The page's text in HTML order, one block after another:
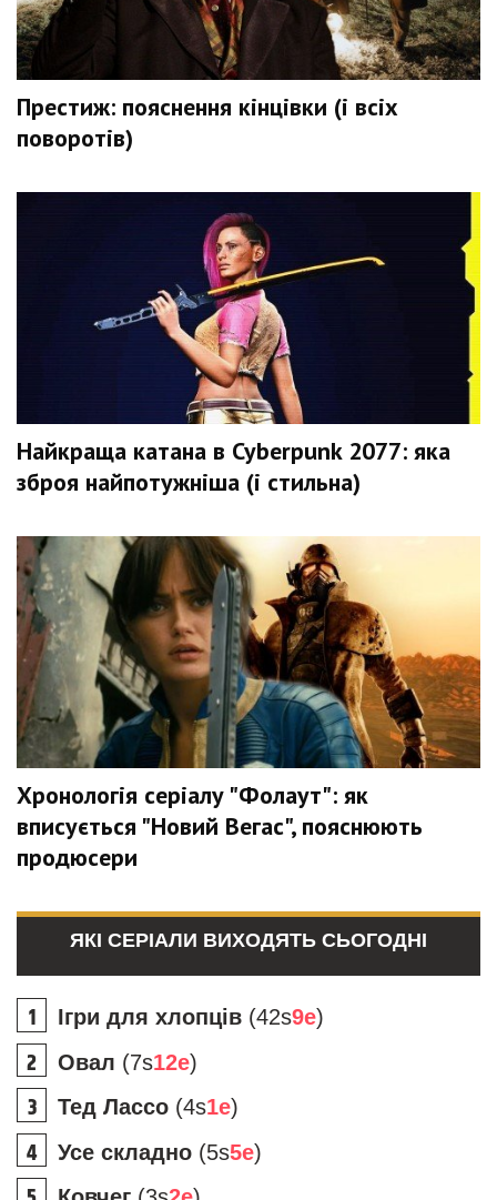
Престиж: пояснення кінцівки (і всіх
поворотів)
Найкраща катана в Cyberpunk 2077: яка
зброя найпотужніша (і стильна)
Хронологія серіалу "Фолаут": як
вписується "Новий Вегас", пояснюють
продюсери
ЯКІ СЕРІАЛИ ВИХОДЯТЬ СЬОГОДНІ
Ігри для хлопців (42s9e)
Овал (7s12e)
Тед Лассо (4s1e)
Усе складно (5s5e)